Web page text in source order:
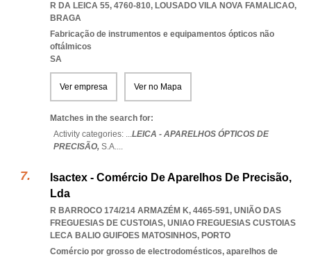
R DA LEICA 55, 4760-810, LOUSADO VILA NOVA FAMALICAO,
BRAGA
Fabricação de instrumentos e equipamentos ópticos não
oftálmicos
SA
Ver empresa Ver no Mapa
Matches in the search for:
Activity categories: ...LEICA - APARELHOS ÓPTICOS DE
PRECISÃO, S.A....
Isactex - Comércio De Aparelhos De Precisão,
Lda
R BARROCO 174/214 ARMAZÉM K, 4465-591, UNIÃO DAS
FREGUESIAS DE CUSTOIAS, UNIAO FREGUESIAS CUSTOIAS
LECA BALIO GUIFOES MATOSINHOS, PORTO
Comércio por grosso de electrodomésticos, aparelhos de